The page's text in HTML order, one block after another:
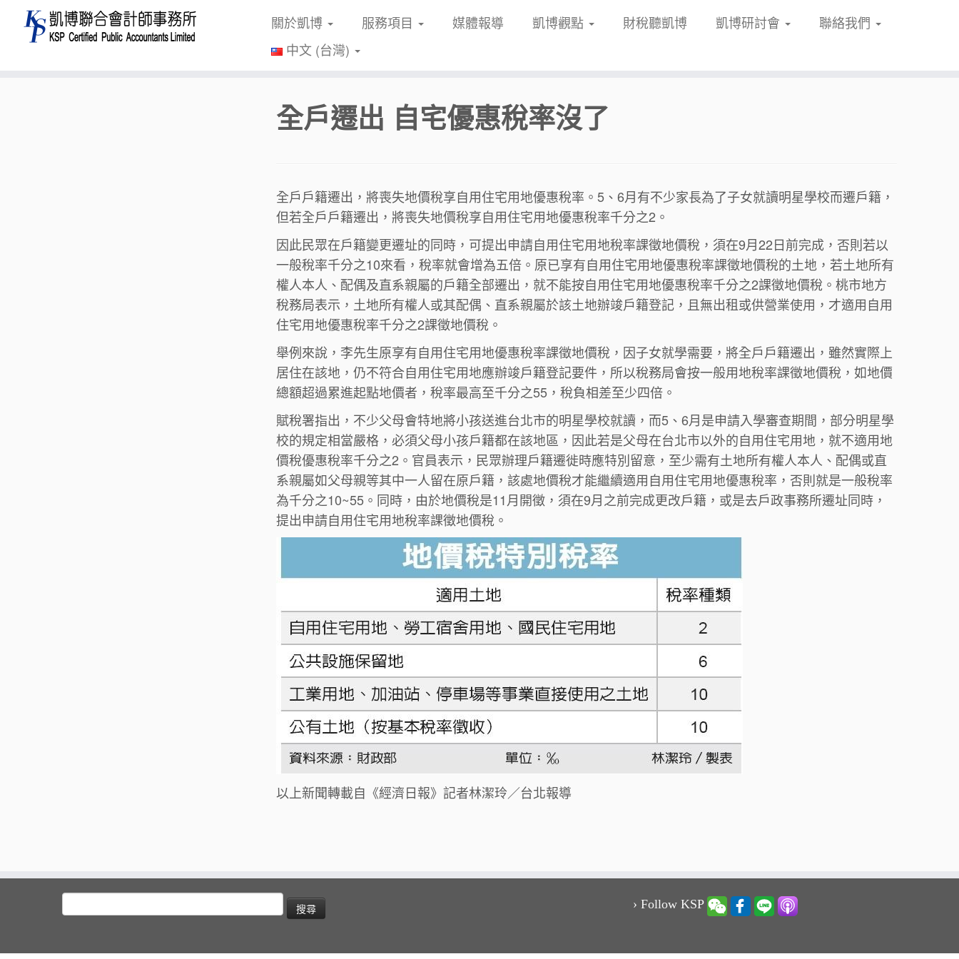
關於凱博 服務項目 媒體報導 凱博觀點 財稅聽凱博 凱博研討會
聯絡我們
中文 (台灣)
全戶遷出 自宅優惠稅率沒了
全戶戶籍遷出，將喪失地價稅享自用住宅用地優惠稅率。5、6月有不少家長為了子女就讀明星學校而遷戶籍，
但若全戶戶籍遷出，將喪失地價稅享自用住宅用地優惠稅率千分之2。
因此民眾在戶籍變更遷址的同時，可提出申請自用住宅用地稅率課徵地價稅，須在9月22日前完成，否則若以
一般稅率千分之10來看，稅率就會增為五倍。原已享有自用住宅用地優惠稅率課徵地價稅的土地，若土地所有
權人本人、配偶及直系親屬的戶籍全部遷出，就不能按自用住宅用地優惠稅率千分之2課徵地價稅。桃市地方
稅務局表示，土地所有權人或其配偶、直系親屬於該土地辦竣戶籍登記，且無出租或供營業使用，才適用自用
住宅用地優惠稅率千分之2課徵地價稅。
舉例來說，李先生原享有自用住宅用地優惠稅率課徵地價稅，因子女就學需要，將全戶戶籍遷出，雖然實際上
居住在該地，仍不符合自用住宅用地應辦竣戶籍登記要件，所以稅務局會按一般用地稅率課徵地價稅，如地價
總額超過累進起點地價者，稅率最高至千分之55，稅負相差至少四倍。
賦稅署指出，不少父母會特地將小孩送進台北市的明星學校就讀，而5、6月是申請入學審查期間，部分明星學
校的規定相當嚴格，必須父母小孩戶籍都在該地區，因此若是父母在台北市以外的自用住宅用地，就不適用地
價稅優惠稅率千分之2。官員表示，民眾辦理戶籍遷徙時應特別留意，至少需有土地所有權人本人、配偶或直
系親屬如父母親等其中一人留在原戶籍，該處地價稅才能繼續適用自用住宅用地優惠稅率，否則就是一般稅率
為千分之10~55。同時，由於地價稅是11月開徵，須在9月之前完成更改戶籍，或是去戶政事務所遷址同時，
提出申請自用住宅用地稅率課徵地價稅。
以上新聞轉載自《經濟日報》記者林潔玲／台北報導
尋
› Follow KSP